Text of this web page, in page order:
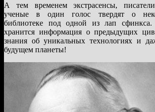
А тем временем экстрасенсы,
ученые в один голос твердят о
библиотеке под одной из лап
хранится информация о предыдущих
знания об уникальных технологиях и
будущем планеты!